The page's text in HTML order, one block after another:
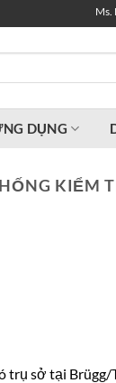
Ms.
DỤNG
KIỂM
sở tại Brügg/